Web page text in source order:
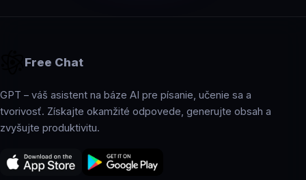
Free Chat
GPT – váš asistent na báze AI pre písanie, učenie sa a
tvorivosť. Získajte okamžité odpovede, generujte obsah a
zvyšujte produktivitu.